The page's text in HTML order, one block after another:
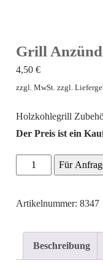
Grill
4,50€
zzgl. MwSt. zzgl.
Holzkohlegrill
Der Preis ist ein
Grill
Liter
Menge
Für
Artikelnummer: 8347
Beschreibung